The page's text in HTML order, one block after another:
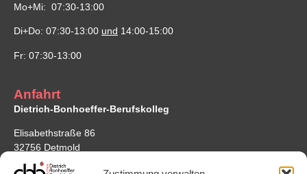
Mo+Mi: 07:30-13:00
Di+Do: 07:30-13:00 und 14:00-15:00
Fr: 07:30-13:00
Anfahrt
Dietrich-Bonhoeffer-Berufskolleg
Elisabethstraße 86
32756 Detmold
Google Maps